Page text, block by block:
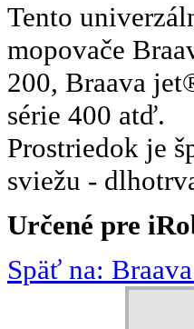
Tento
mopovače
200, Braava
série 400 atď.
Prostriedok je
sviežu -
Určené pre
Späť na: